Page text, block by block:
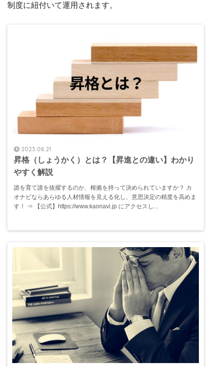
制度に紐付いて運用されます。
2023.08.21
昇格（しょうかく）とは？【昇進との違い】わかり
やすく解説
誰を育て誰を抜擢するのか、根拠を持って決められていますか？ カ
オナビならあらゆる人材情報を見える化し、意思決定の精度を高めま
す！ ⇒ 【公式】https://www.kaonavi.jp にアクセスし...